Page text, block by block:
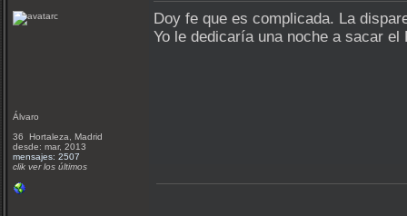
Álvaro
36 Hortaleza, Madrid
desde: mar, 2013
mensajes: 2507
clik ver los últimos
Doy fe que es complicada. La
Yo le dedicaría una noche a sacar